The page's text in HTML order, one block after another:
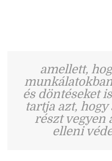
amellett,
és döntéseket
tartja azt,
részt vegyen
elleni